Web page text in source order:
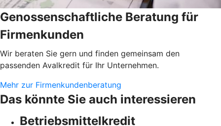
Genossenschaftliche Beratung für
Firmenkunden
Wir beraten Sie gern und finden gemeinsam den
passenden Avalkredit für Ihr Unternehmen.
Mehr zur Firmenkundenberatung
Das könnte Sie auch interessieren
Betriebsmittelkredit